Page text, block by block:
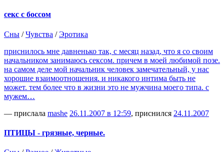
секс с боссом
Сны /Чувства /Эротика
приснилось мне давненько так, с месяц назад, что я со своим
начальником занимаюсь сексом. причем в моей любимой позе.
на самом деле мой начальник человек замечательный, у нас
хорошие взаимоотношения. и никакого интима быть не
может. тем более что в жизни это не мужчина моего типа. с
мужем…
— прислала mashe 26.11.2007 в 12:59, приснился 24.11.2007
ПТИЦЫ - грязные, черные.